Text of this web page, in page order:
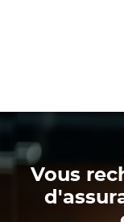
Vous